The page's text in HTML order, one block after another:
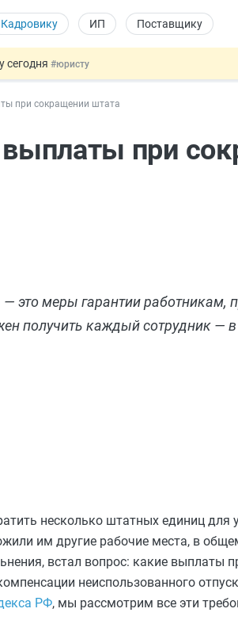
Кадровику ИП Поставщику
сегодня #юристу
#кадровику
ГПХ-отношений #кадровику
при сокращении штата
при
это меры гарантии работникам,
получить каждый сотрудник — в
несколько штатных единиц для
им другие рабочие места, в
встал вопрос: какие выплаты
неиспользованного
РФ, мы рассмотрим все эти